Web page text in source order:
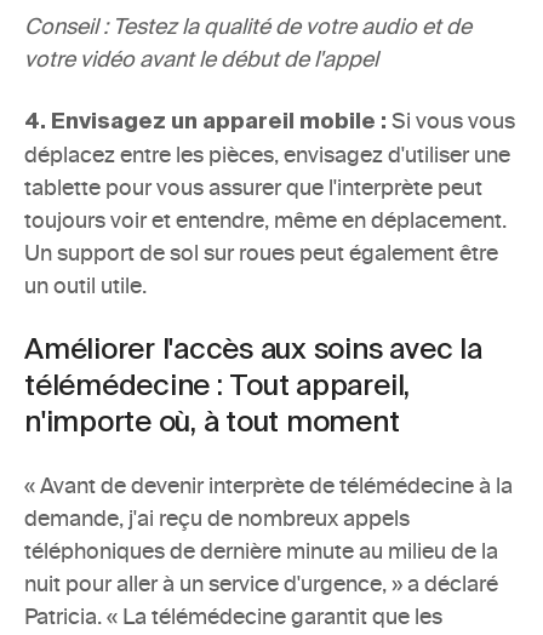
Conseil : Testez la qualité de votre audio et de
votre vidéo avant le début de l'appel
4. Envisagez un appareil mobile : Si vous vous
déplacez entre les pièces, envisagez d'utiliser une
tablette pour vous assurer que l'interprète peut
toujours voir et entendre, même en déplacement.
Un support de sol sur roues peut également être
un outil utile.
Améliorer l'accès aux soins avec la
télémédecine : Tout appareil,
n'importe où, à tout moment
« Avant de devenir interprète de télémédecine à la
demande, j'ai reçu de nombreux appels
téléphoniques de dernière minute au milieu de la
nuit pour aller à un service d'urgence, » a déclaré
Patricia. « La télémédecine garantit que les